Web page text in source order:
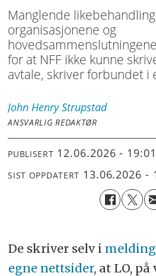
Manglende
organisasjonene og
for at NFF ikke kunne
avtale, skriver forbundet i
John Henry Strupstad
ANSVARLIG REDAKTØR
PUBLISERT 12.06.2026 - 19:01
SIST OPPDATERT 13.06.2026 -
De skriver selv i
egne nettsider, at LO, på